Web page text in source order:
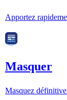
Apportez
Masquer
Masquez